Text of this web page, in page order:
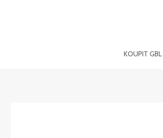
KOUPIT GBL